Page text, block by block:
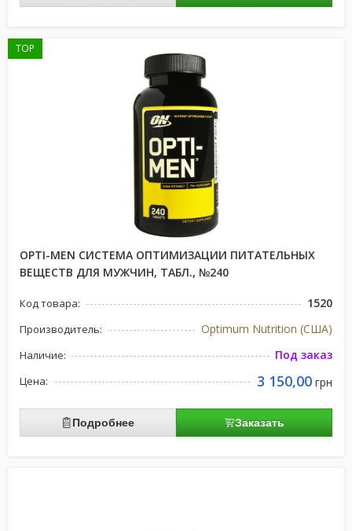
TOP
OPTI-MEN СИСТЕМА ОПТИМИЗАЦИИ ПИТАТЕЛЬНЫХ
ВЕЩЕСТВ ДЛЯ МУЖЧИН, ТАБЛ., №240
Код товара: 1520
Производитель: Optimum Nutrition (США)
Наличие: Под заказ
Цена: 3 150,00 грн
Подробнее Заказать